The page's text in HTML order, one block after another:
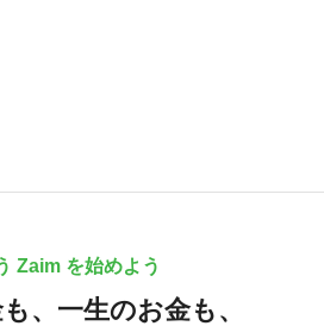
Zaim を始めよう
、 一生のお金も、